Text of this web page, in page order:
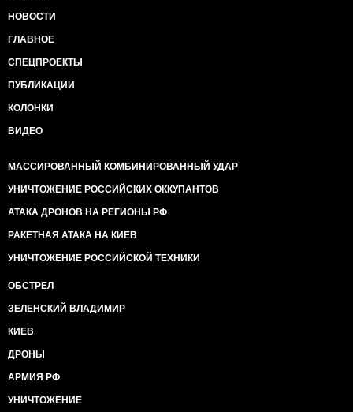
НОВОСТИ
ГЛАВНОЕ
СПЕЦПРОЕКТЫ
ПУБЛИКАЦИИ
КОЛОНКИ
ВИДЕО
МАССИРОВАННЫЙ КОМБИНИРОВАННЫЙ УДАР
УНИЧТОЖЕНИЕ РОССИЙСКИХ ОККУПАНТОВ
АТАКА ДРОНОВ НА РЕГИОНЫ РФ
РАКЕТНАЯ АТАКА НА КИЕВ
УНИЧТОЖЕНИЕ РОССИЙСКОЙ ТЕХНИКИ
ОБСТРЕЛ
ЗЕЛЕНСКИЙ ВЛАДИМИР
КИЕВ
ДРОНЫ
АРМИЯ РФ
УНИЧТОЖЕНИЕ